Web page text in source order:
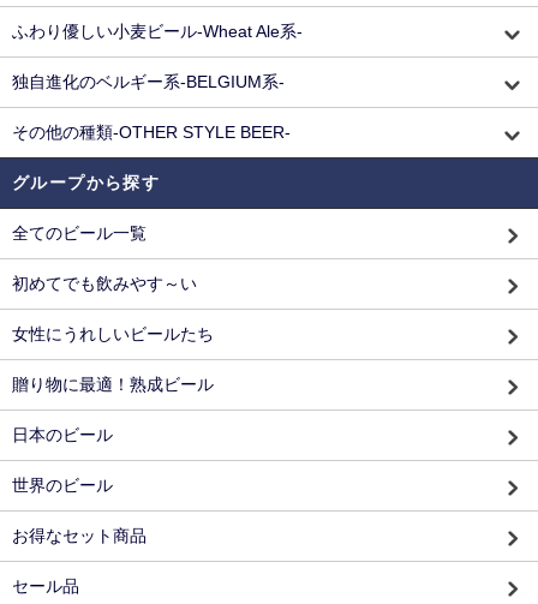
ふわり優しい小麦ビール-Wheat Ale系-
独自進化のベルギー系-BELGIUM系-
その他の種類-OTHER STYLE BEER-
グループから探す
全てのビール一覧
初めてでも飲みやす～い
女性にうれしいビールたち
贈り物に最適！熟成ビール
日本のビール
世界のビール
お得なセット商品
セール品